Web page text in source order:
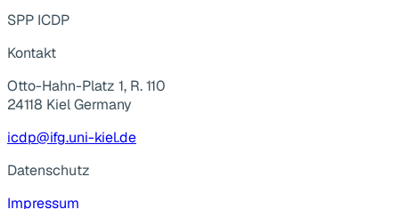
SPP ICDP
Kontakt
Otto-Hahn-Platz 1, R. 110
24118 Kiel Germany
icdp@ifg.uni-kiel.de
Datenschutz
Impressum